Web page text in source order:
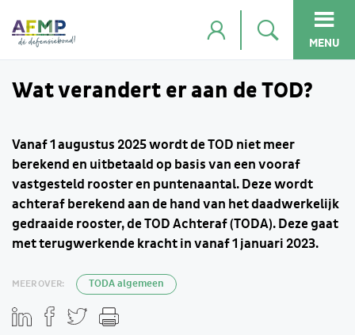
MENU
Wat verandert er aan de TOD?
Vanaf 1 augustus 2025 wordt de TOD niet meer
berekend en uitbetaald op basis van een vooraf
vastgesteld rooster en puntenaantal. Deze wordt
achteraf berekend aan de hand van het daadwerkelijk
gedraaide rooster, de TOD Achteraf (TODA). Deze gaat
met terugwerkende kracht in vanaf 1 januari 2023.
MEER OVER: TODA algemeen